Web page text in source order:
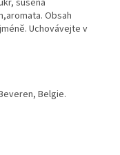
sušená
Obsah
Uchovávejte v
Belgie.